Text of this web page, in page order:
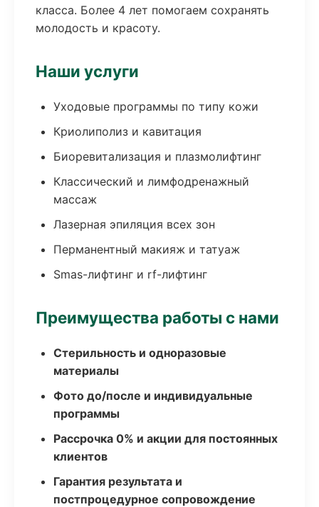
класса. Более 4 лет помогаем сохранять
молодость и красоту.
Наши услуги
Уходовые программы по типу кожи
Криолиполиз и кавитация
Биоревитализация и плазмолифтинг
Классический и лимфодренажный
массаж
Лазерная эпиляция всех зон
Перманентный макияж и татуаж
Smas-лифтинг и rf-лифтинг
Преимущества работы с нами
Стерильность и одноразовые
материалы
Фото до/после и индивидуальные
программы
Рассрочка 0% и акции для постоянных
клиентов
Гарантия результата и
постпроцедурное сопровождение